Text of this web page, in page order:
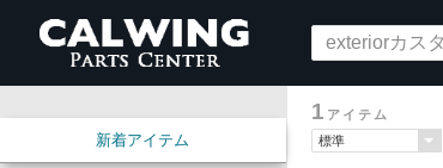
新着アイテム
1 アイテム